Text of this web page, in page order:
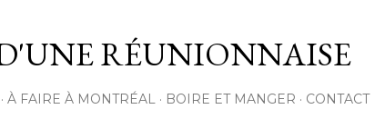
RÉUNIONNAISE
À FAIRE À MONTRÉAL BOIRE ET MANGER CONTACT